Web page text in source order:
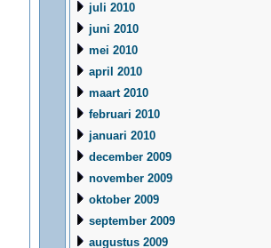
juli 2010
juni 2010
mei 2010
april 2010
maart 2010
februari 2010
januari 2010
december 2009
november 2009
oktober 2009
september 2009
augustus 2009